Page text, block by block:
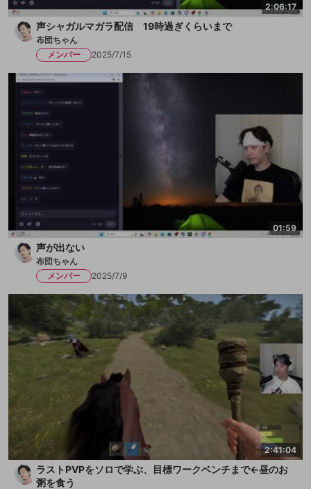
2:06:17
声シャガルマガラ配信 19時過ぎくらいまで
布団ちゃん
メンバー
2025/7/15
01:59
声が出ない
布団ちゃん
メンバー
2025/7/9
2:41:04
ラストPVPをソロで学ぶ、目標ワークベンチまで←昼のお
粥を食う